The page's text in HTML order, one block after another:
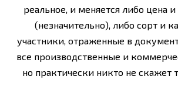
реальное, и меняется либо цена
(незначительно), либо сорт и
участники, отраженные в
все производственные и
но практически никто не скажет